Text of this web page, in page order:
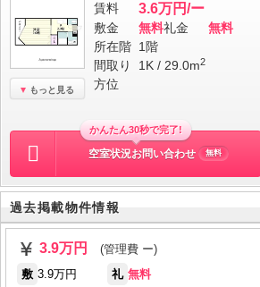
もっと見る
賃料 3.6万円/ー
敷金 無料礼金
無料
所在階 1階
間取り
1K / 29.0m2
方位
かんたん30秒で完了!
空室状況お問い合わせ 無料
過去掲載物件情報
3.9万円
(管理費 ー)
敷 3.9万円 礼 無料